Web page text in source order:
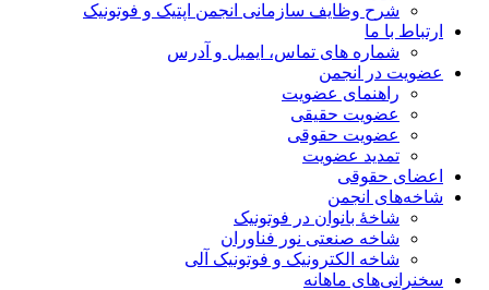
شرح وظایف سازمانی انجمن اپتیک و فوتونیک
ارتباط با ما
شماره های تماس، ایمیل و آدرس
عضویت در انجمن
راهنمای عضویت
عضویت حقیقی
عضویت حقوقی
تمدید عضویت
اعضای حقوقی
شاخه‌های انجمن
شاخۀ بانوان در فوتونیک
شاخه صنعتی نور فناوران
شاخه‌ الکترونیک و فوتونیک آلی
سخنرانی‌های ماهانه